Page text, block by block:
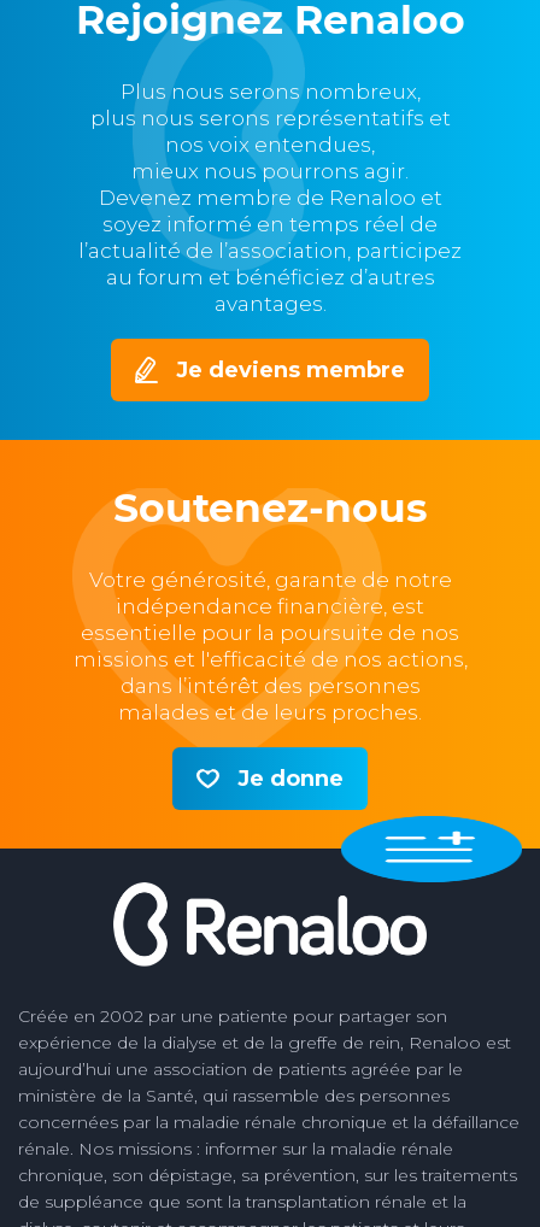
Rejoignez Renaloo
Plus nous serons nombreux,
plus nous serons représentatifs et
nos voix entendues,
mieux nous pourrons agir.
Devenez membre de Renaloo et
soyez informé en temps réel de
l’actualité de l’association, participez
au forum et bénéficiez d’autres
avantages.
Je deviens membre
Soutenez-nous
Votre générosité, garante de notre
indépendance financière, est
essentielle pour la poursuite de nos
missions et l'efficacité de nos actions,
dans l’intérêt des personnes
malades et de leurs proches.
Je donne
Créée en 2002 par une patiente pour partager son
expérience de la dialyse et de la greffe de rein, Renaloo est
aujourd’hui une association de patients agréée par le
ministère de la Santé, qui rassemble des personnes
concernées par la maladie rénale chronique et la défaillance
rénale. Nos missions : informer sur la maladie rénale
chronique, son dépistage, sa prévention, sur les traitements
de suppléance que sont la transplantation rénale et la